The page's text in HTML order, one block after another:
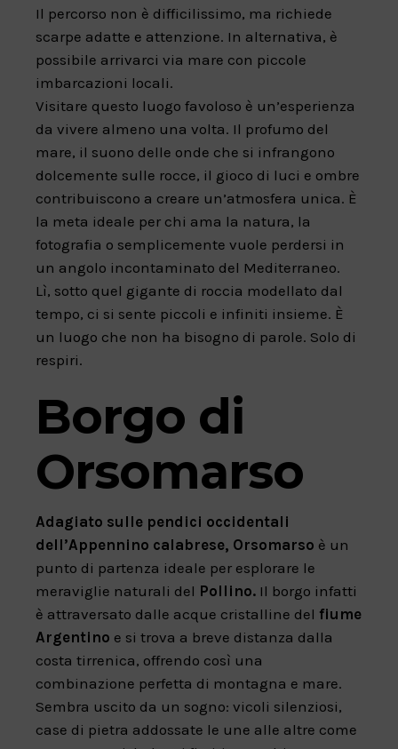
Il percorso non è difficilissimo, ma richiede
scarpe adatte e attenzione. In alternativa, è
possibile arrivarci via mare con piccole
imbarcazioni locali.
Visitare questo luogo favoloso è un’esperienza
da vivere almeno una volta. Il profumo del
mare, il suono delle onde che si infrangono
dolcemente sulle rocce, il gioco di luci e ombre
contribuiscono a creare un’atmosfera unica. È
la meta ideale per chi ama la natura, la
fotografia o semplicemente vuole perdersi in
un angolo incontaminato del Mediterraneo.
Lì, sotto quel gigante di roccia modellato dal
tempo, ci si sente piccoli e infiniti insieme. È
un luogo che non ha bisogno di parole. Solo di
respiri.
Borgo di
Orsomarso
Adagiato sulle pendici occidentali
dell’Appennino calabrese, Orsomarso è un
punto di partenza ideale per esplorare le
meraviglie naturali del Pollino. Il borgo infatti
è attraversato dalle acque cristalline del fiume
Argentino e si trova a breve distanza dalla
costa tirrenica, offrendo così una
combinazione perfetta di montagna e mare.
Sembra uscito da un sogno: vicoli silenziosi,
case di pietra addossate le une alle altre come